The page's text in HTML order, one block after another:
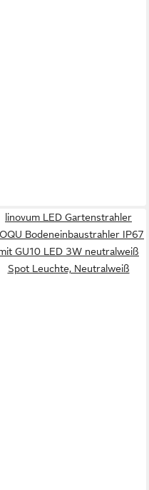
linovum LED Gartenstrahler
Bodeneinbaustrahler IP67
GU10 LED 3W neutralweiß
Spot Leuchte, Neutralweiß